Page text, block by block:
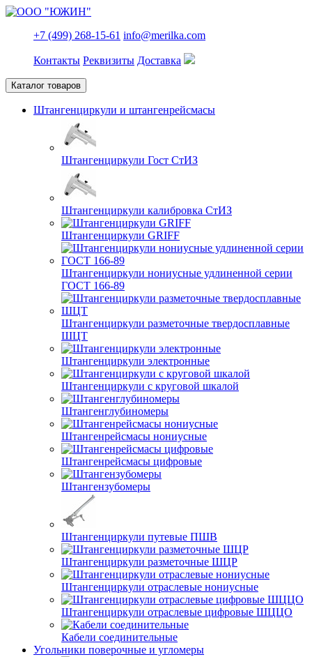
+7 (499) 268-15-61 info@merilka.com
Контакты Реквизиты Доставка
Каталог товаров
Штангенциркули и штангенрейсмасы
Штангенциркули Гост СтИЗ
Штангенциркули калибровка СтИЗ
Штангенциркули GRIFF
Штангенциркули нониусные удлиненной серии
ГОСТ 166-89
Штангенциркули разметочные твердосплавные
ШЦТ
Штангенциркули электронные
Штангенциркули с круговой шкалой
Штангенглубиномеры
Штангенрейсмасы нониусные
Штангенрейсмасы цифровые
Штангензубомеры
Штангенциркули путевые ПШВ
Штангенциркули разметочные ШЦР
Штангенциркули отраслевые нониусные
Штангенциркули отраслевые цифровые ШЦЦО
Кабели соединительные
Угольники поверочные и угломеры